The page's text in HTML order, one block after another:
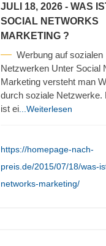
JULI 18, 2026 - WAS
SOCIAL NETWORKS
MARKETING ?
Werbung auf sozialen
Netzwerken Unter Social
Marketing versteht man
durch soziale Netzwerke.
ist ei ...Weiterlesen
https://homepage-nach-
preis.de/2015/07/18/was-
networks-marketing/